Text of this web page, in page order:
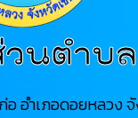
นตำบ
อำเภอดอยหลวง จั